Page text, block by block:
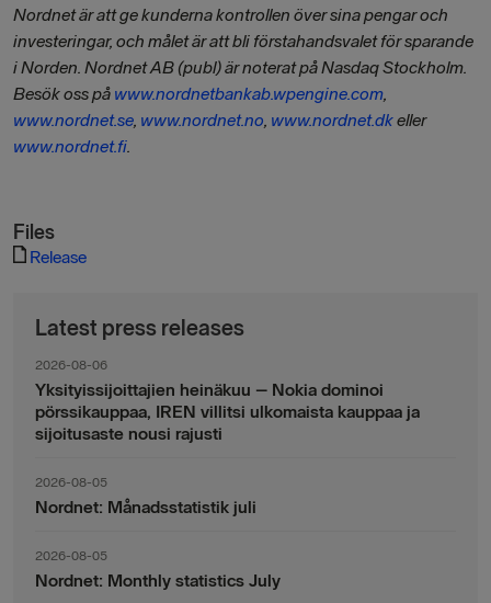
Nordnet är att ge kunderna kontrollen över sina pengar och
investeringar, och målet är att bli förstahandsvalet för sparande
i Norden. Nordnet AB (publ) är noterat på Nasdaq Stockholm.
Besök oss på www.nordnetbankab.wpengine.com,
www.nordnet.se, www.nordnet.no, www.nordnet.dkeller
www.nordnet.fi.
Files
Release
Latest press releases
2026-08-06
Yksityissijoittajien heinäkuu – Nokia dominoi
pörssikauppaa, IREN villitsi ulkomaista kauppaa ja
sijoitusaste nousi rajusti
2026-08-05
Nordnet: Månadsstatistik juli
2026-08-05
Nordnet: Monthly statistics July